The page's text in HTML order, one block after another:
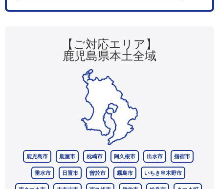
【ご対応エリア】
鹿児島県本土全域
鹿児島市 鹿屋市 枕崎市 阿久根市 出水市 指宿市
垂水市 日置市 曽於市 霧島市 いちき串木野市